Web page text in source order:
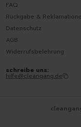
FAQ
Rückgabe &
Datenschutz
AGB
Widerrufsbelehrung
schreibe uns:
hilfe@cleangang.de